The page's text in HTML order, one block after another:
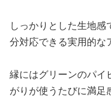
しっかりとした生地
分対応できる実用的な
縁にはグリーンのパイ
がりが使うたびに満足